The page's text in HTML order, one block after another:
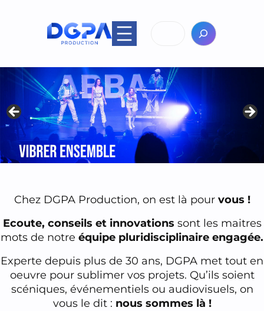
Rechercher
Chez DGPA Production, on est là pour vous !
Ecoute, conseils et innovations sont les maitres
mots de notre équipe pluridisciplinaire engagée.
Experte depuis plus de 30 ans, DGPA met tout en
oeuvre pour sublimer vos projets. Qu’ils soient
scéniques, événementiels ou audiovisuels, on
vous le dit : nous sommes là !